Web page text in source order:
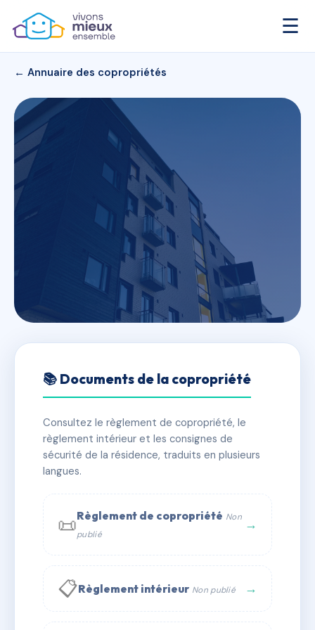
☰
← Annuaire des copropriétés
DOMAINE DE L OSARI
✓ Immatriculée 🏠 171 lots 🏗 7 bâtiment(s)
📞 Contacter Syndic Digital
📚 Documents de la copropriété
Consultez le règlement de copropriété, le
règlement intérieur et les consignes de
sécurité de la résidence, traduits en plusieurs
langues.
📜Règlement de copropriété Non
publié
→
📋Règlement intérieur Non publié →